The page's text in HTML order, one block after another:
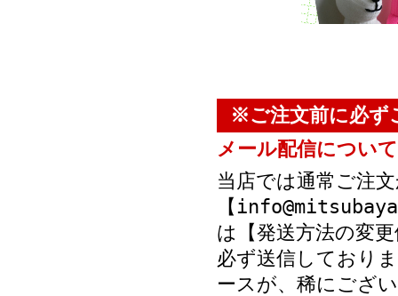
※ご注文前に必ず
メール配信につい
当店では通常ご注
【
は【発送方法の変
必ず送信しており
ースが、稀にござ